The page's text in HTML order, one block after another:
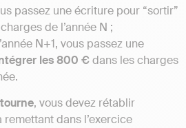
passez une écriture pour “sortir”
de l’année N ;
N+1, vous passez une
les 800 €dans les charges
, vous devez rétablir
remettant dans l’exercice